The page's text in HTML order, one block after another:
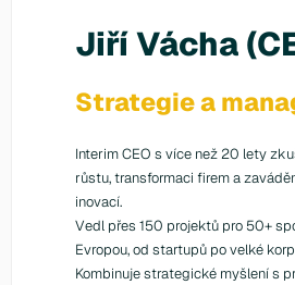
Jiří Vácha
Strategie a
Interim CEO s více než 20 lety
růstu, transformaci firem a
inovací.
Vedl přes 150 projektů pro 50+
Evropou, od startupů po velké
Kombinuje strategické myšlení s